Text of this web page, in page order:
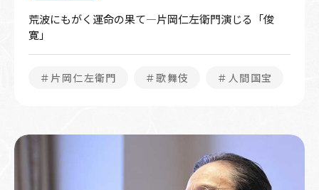
荒波にもがく運命の果て―片岡仁左衛門演じる「俊
寛」
＃片岡仁左衛門 ＃歌舞伎 ＃人間国宝